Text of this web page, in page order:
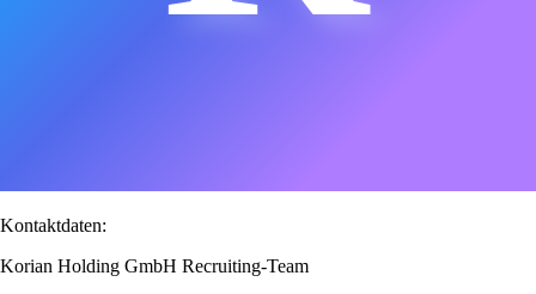
Kontaktdaten:
Korian Holding GmbH Recruiting-Team